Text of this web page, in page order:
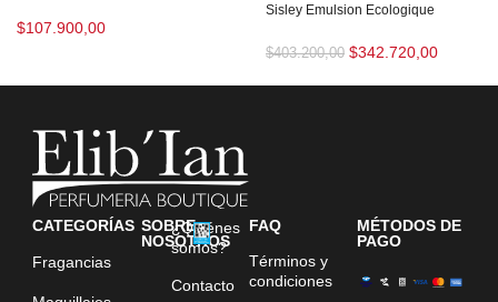
$107.900,00
Sisley Emulsion Ecologique
$403.200,00 $342.720,00
CATEGORÍAS
Fragancias
SOBRE
NOSOTROS
¿Quiénes
somos?
Contacto
FAQ
Términos y
condiciones
MÉTODOS DE
PAGO